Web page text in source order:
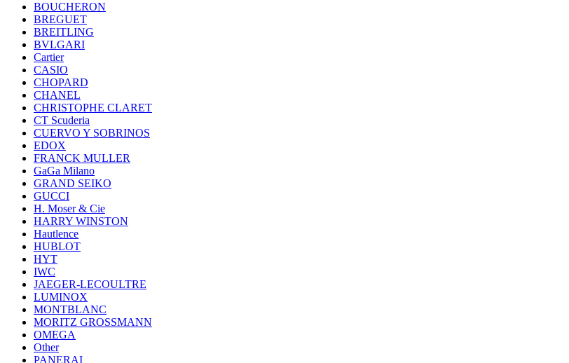
BOUCHERON
BREGUET
BREITLING
BVLGARI
Cartier
CASIO
CHOPARD
CHANEL
CHRISTOPHE CLARET
CT Scuderia
CUERVO Y SOBRINOS
EDOX
FRANCK MULLER
GaGa Milano
GRAND SEIKO
GUCCI
H. Moser & Cie
HARRY WINSTON
Hautlence
HUBLOT
HYT
IWC
JAEGER-LECOULTRE
LUMINOX
MONTBLANC
MORITZ GROSSMANN
OMEGA
Other
PANERAI